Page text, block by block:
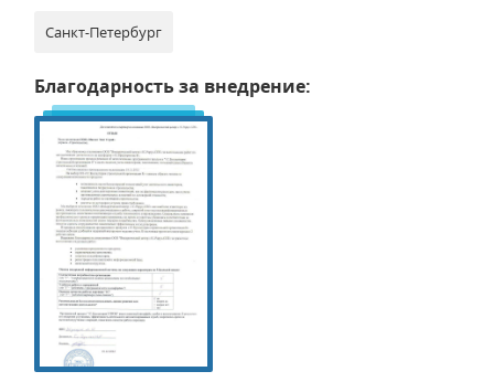
Санкт-Петербург
Благодарность за внедрение: